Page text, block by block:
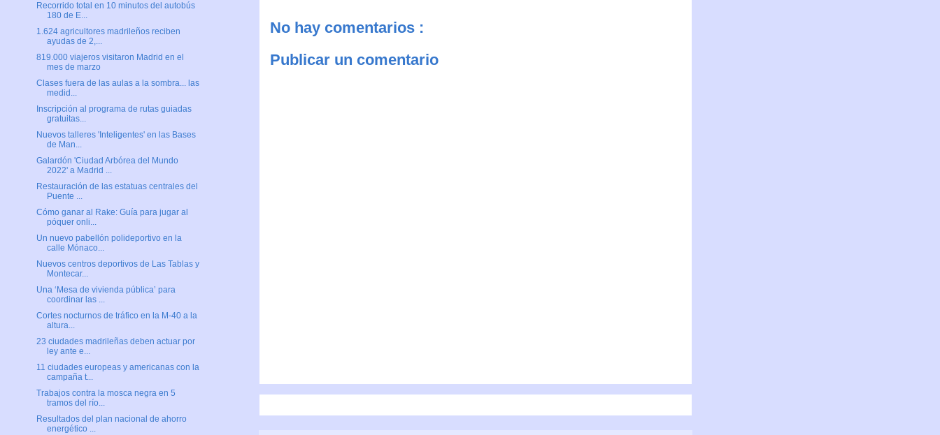
No hay comentarios :
Publicar un comentario
Recorrido total en 10 minutos del autobús
180 de E...
1.624 agricultores madrileños reciben
ayudas de 2,...
819.000 viajeros visitaron Madrid en el
mes de marzo
Clases fuera de las aulas a la sombra... las
medid...
Inscripción al programa de rutas guiadas
gratuitas...
Nuevos talleres 'Inteligentes' en las Bases
de Man...
Galardón 'Ciudad Arbórea del Mundo
2022' a Madrid ...
Restauración de las estatuas centrales del
Puente ...
Cómo ganar al Rake: Guía para jugar al
póquer onli...
Un nuevo pabellón polideportivo en la
calle Mónaco...
Nuevos centros deportivos de Las Tablas y
Montecar...
Una ‘Mesa de vivienda pública’ para
coordinar las ...
Cortes nocturnos de tráfico en la M-40 a la
altura...
23 ciudades madrileñas deben actuar por
ley ante e...
11 ciudades europeas y americanas con la
campaña t...
Trabajos contra la mosca negra en 5
tramos del río...
Resultados del plan nacional de ahorro
energético ...